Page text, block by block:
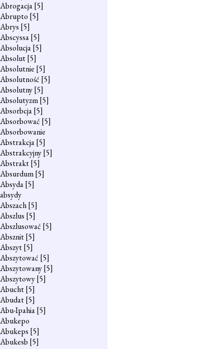
Abrogacja[5]
Abrupto [5]
Abrys [5]
Abscyssa[5]
Absolucja[5]
Absolut[5]
Absolutnie [5]
Absolutność [5]
Absolutny[5]
Absolutyzm[5]
Absorbcja[5]
Absorbować [5]
Absorbowanie
Abstrakcja[5]
Abstrakcyjny[5]
Abstrakt[5]
Absurdum[5]
Absyda[5]
absydy
Abszach[5]
Abszlus [5]
Abszlusować [5]
Absznit[5]
Abszyt[5]
Abszytować [5]
Abszytowany[5]
Abszytowy[5]
Abucht[5]
Abudat[5]
Abu-Ipahia[5]
Abukepo
Abukeps [5]
Abukesb [5]